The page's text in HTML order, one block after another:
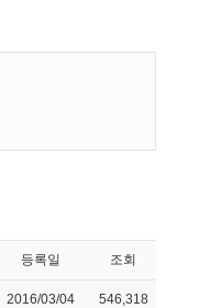
등록일 조회
2016/03/04 546,318